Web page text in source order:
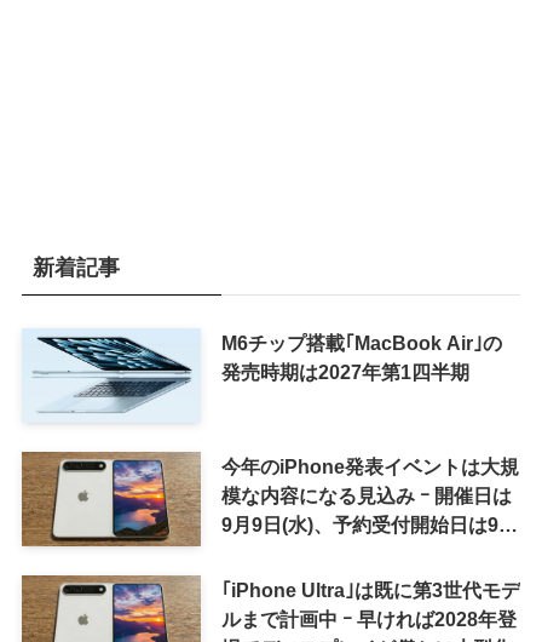
新着記事
M6チップ搭載｢MacBook Air｣の
発売時期は2027年第1四半期
今年のiPhone発表イベントは大規
模な内容になる見込み ｰ 開催日は
9月9日(水)、予約受付開始日は9月
｢iPhone Ultra｣は既に第3世代モデ
ルまで計画中 ｰ 早ければ2028年登